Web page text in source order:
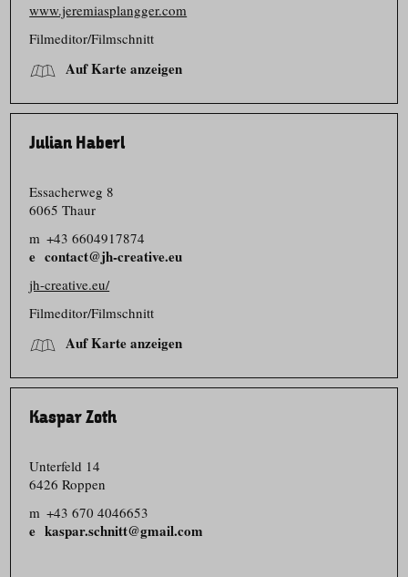
www.jeremiasplangger.com
Filmeditor/​Filmschnitt
Auf Karte anzeigen
Julian Haberl
Essacherweg 8
6065 Thaur
m +43 6604917874
contact@jh-creative.eu
jh-creative.eu/
Filmeditor/​Filmschnitt
Auf Karte anzeigen
Kaspar Zoth
Unterfeld 14
6426 Roppen
m +43 670 4046653
kaspar.schnitt@gmail.com